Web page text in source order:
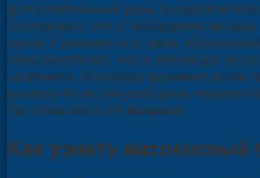
дополнительный день вставляли
Получалось, что в последнем
числа. У римлян этот день
«биссекстилис», что в переводе на
«високос». В скором времени из-за
решено было лишний день
Так появилось 29 февраля.
Как узнать високосный